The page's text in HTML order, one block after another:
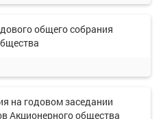
общего собрания
на годовом заседании
Акционерного общества